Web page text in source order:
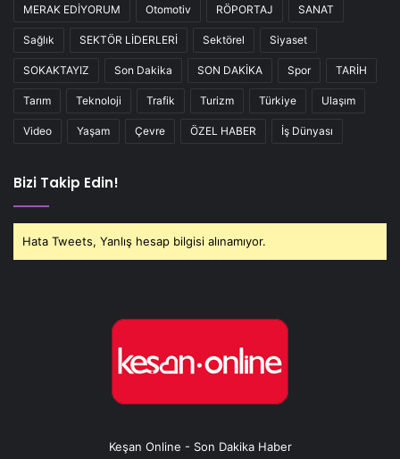
MERAK EDİYORUM Otomotiv RÖPORTAJ SANAT
Sağlık SEKTÖR LİDERLERİ Sektörel Siyaset
SOKAKTAYIZ Son Dakika SON DAKİKA Spor TARİH
Tarım Teknoloji Trafik Turizm Türkiye Ulaşım
Video Yaşam Çevre ÖZEL HABER İş Dünyası
Bizi Takip Edin!
Hata Tweets, Yanlış hesap bilgisi alınamıyor.
Keşan Online - Son Dakika Haber